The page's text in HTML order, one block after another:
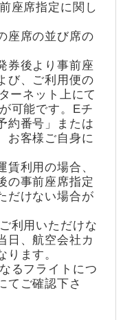
座席指定に関し
座席の並び席の
券後より事前座
び、ご利用便の
ーネット上にて
可能です。Eチ
約番号」または
お客様ご自身に
利用の場合、
の事前座席指定
だけない場合が
利用いただけな
日、航空会社カ
ります。
るフライトにつ
てご確認下さ